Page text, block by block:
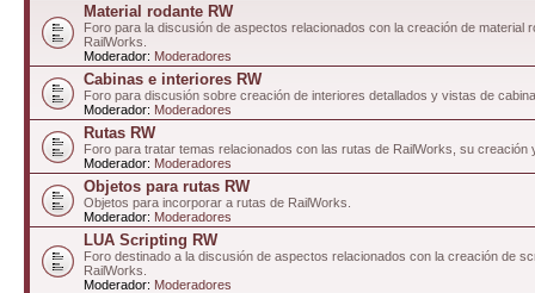
Material rodante RW
Foro para la discusión de aspectos relacionados con la creación de material
RailWorks.
Moderador: Moderadores
Cabinas e interiores RW
Foro para discusión sobre creación de interiores detallados y vistas de
Moderador: Moderadores
Rutas RW
Foro para tratar temas relacionados con las rutas de RailWorks, su creación
Moderador: Moderadores
Objetos para rutas RW
Objetos para incorporar a rutas de RailWorks.
Moderador: Moderadores
LUA Scripting RW
Foro destinado a la discusión de aspectos relacionados con la creación de
RailWorks.
Moderador: Moderadores